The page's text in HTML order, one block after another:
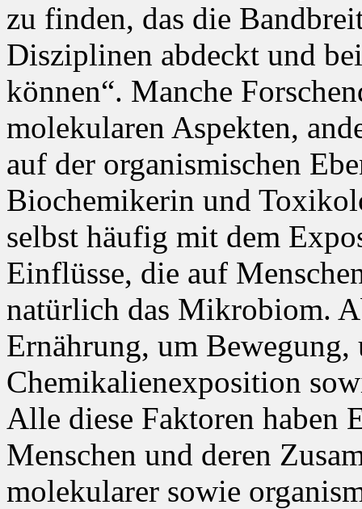
zu finden, das die
Disziplinen abdeckt und
können“. Manche
molekularen Aspekten,
auf der organismischen
Biochemikerin und
selbst häufig mit dem
Einflüsse, die auf
natürlich das Mikrobiom.
Ernährung, um
Chemikalienexposition
Alle diese Faktoren haben
Menschen und deren
molekularer sowie